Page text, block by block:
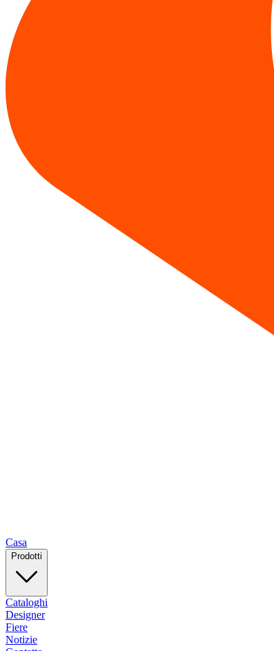
Casa
Prodotti
Cataloghi
Designer
Fiere
Notizie